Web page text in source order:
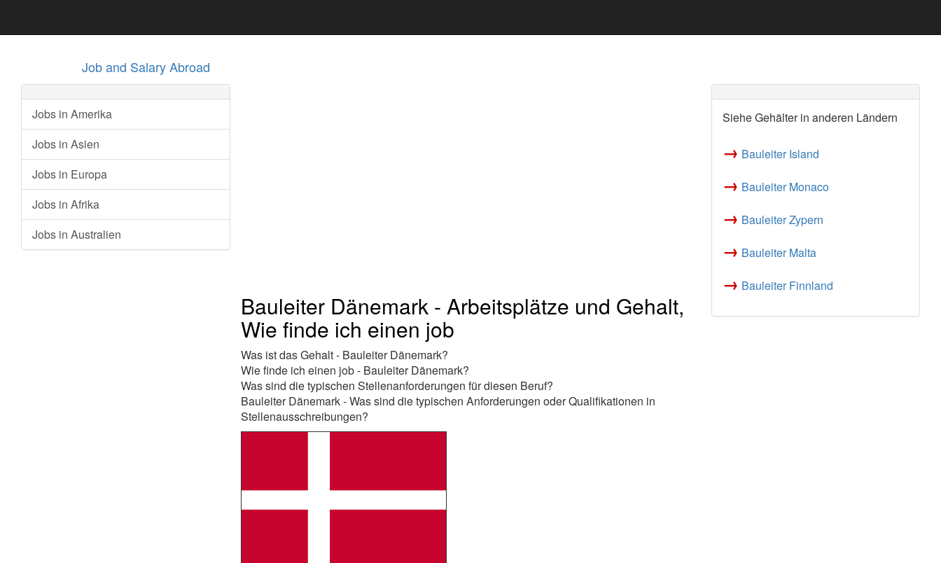
Job and Salary Abroad
Jobs in Amerika
Jobs in Asien
Jobs in Europa
Jobs in Afrika
Jobs in Australien
Bauleiter Dänemark - Arbeitsplätze und Gehalt,
Wie finde ich einen job
Was ist das Gehalt - Bauleiter Dänemark?
Wie finde ich einen job - Bauleiter Dänemark?
Was sind die typischen Stellenanforderungen für diesen Beruf?
Bauleiter Dänemark - Was sind die typischen Anforderungen oder Qualifikationen in
Stellenausschreibungen?
Siehe Gehälter in anderen Ländern
→ Bauleiter Island
→ Bauleiter Monaco
→ Bauleiter Zypern
→ Bauleiter Malta
→ Bauleiter Finnland